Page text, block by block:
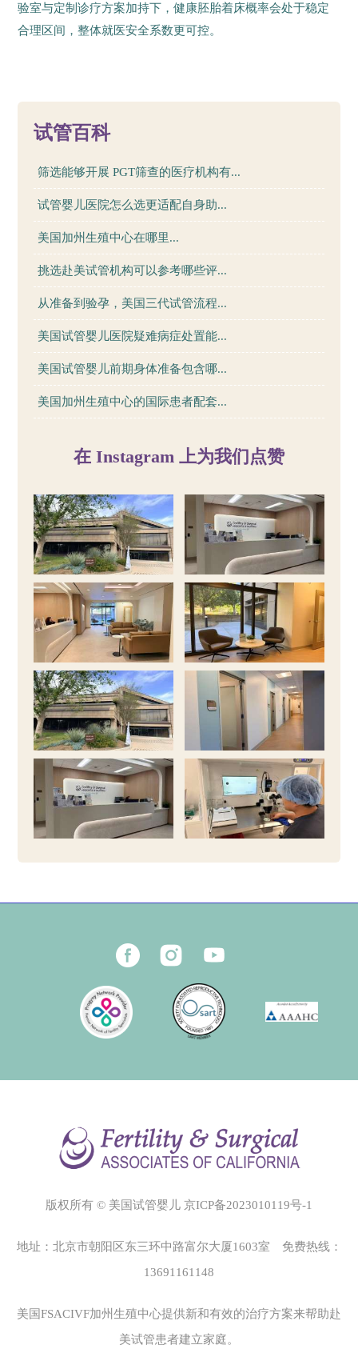
验室与定制诊疗方案加持下，健康胚胎着床概率会处于稳定
合理区间，整体就医安全系数更可控。
试管百科
筛选能够开展 PGT筛查的医疗机构有...
试管婴儿医院怎么选更适配自身助...
美国加州生殖中心在哪里...
挑选赴美试管机构可以参考哪些评...
从准备到验孕，美国三代试管流程...
美国试管婴儿医院疑难病症处置能...
美国试管婴儿前期身体准备包含哪...
美国加州生殖中心的国际患者配套...
在 Instagram 上为我们点赞
版权所有 © 美国试管婴儿 京ICP备2023010119号-1
地址：北京市朝阳区东三环中路富尔大厦1603室 免费热线：
13691161148
美国FSACIVF加州生殖中心提供新和有效的治疗方案来帮助赴
美试管患者建立家庭。